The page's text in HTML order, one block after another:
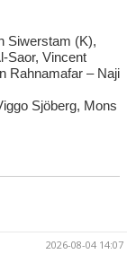
Siwerstam (K),
Saor, Vincent
Rahnamafar – Naji
Sjöberg, Mons
2026-08-04 14:07